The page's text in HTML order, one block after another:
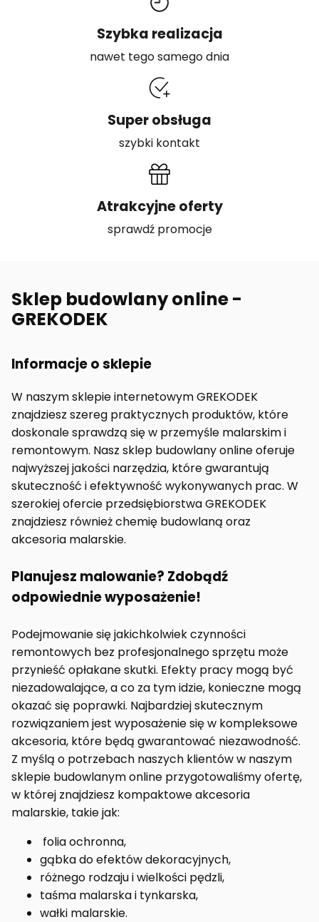
Szybka realizacja
nawet tego samego dnia
Super obsługa
szybki kontakt
Atrakcyjne oferty
sprawdź promocje
Sklep budowlany online -
GREKODEK
Informacje o sklepie
W naszym sklepie internetowym GREKODEK
znajdziesz szereg praktycznych produktów, które
doskonale sprawdzą się w przemyśle malarskim i
remontowym. Nasz sklep budowlany online oferuje
najwyższej jakości narzędzia, które gwarantują
skuteczność i efektywność wykonywanych prac. W
szerokiej ofercie przedsiębiorstwa GREKODEK
znajdziesz również chemię budowlaną oraz
akcesoria malarskie.
Planujesz malowanie? Zdobądź
odpowiednie wyposażenie!
Podejmowanie się jakichkolwiek czynności
remontowych bez profesjonalnego sprzętu może
przynieść opłakane skutki. Efekty pracy mogą być
niezadowalające, a co za tym idzie, konieczne mogą
okazać się poprawki. Najbardziej skutecznym
rozwiązaniem jest wyposażenie się w kompleksowe
akcesoria, które będą gwarantować niezawodność.
Z myślą o potrzebach naszych klientów w naszym
sklepie budowlanym online przygotowaliśmy ofertę,
w której znajdziesz kompaktowe akcesoria
malarskie, takie jak:
folia ochronna,
gąbka do efektów dekoracyjnych,
różnego rodzaju i wielkości pędzli,
taśma malarska i tynkarska,
wałki malarskie.